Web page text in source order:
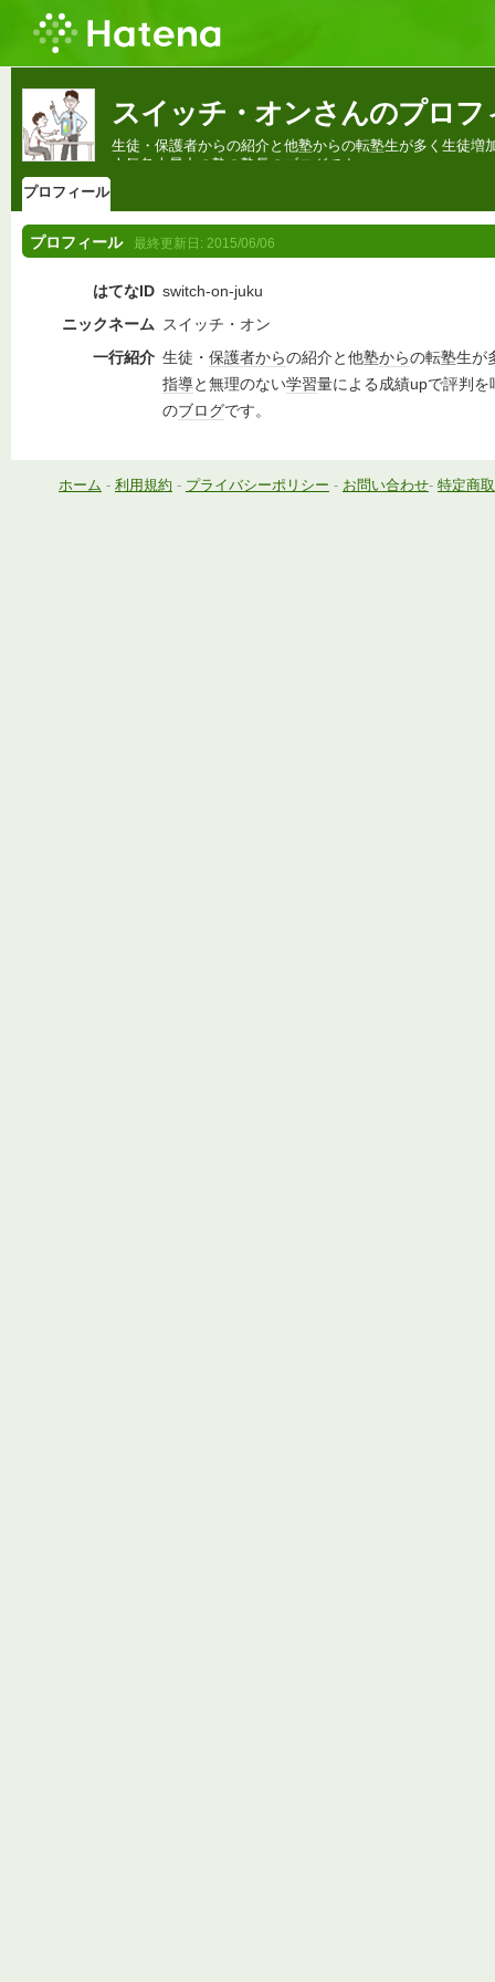
スイッチ・オンさんのプロフ
生徒・保護者からの紹介と他塾からの転塾生が多く生徒
人気急上昇中の塾の塾長のブログです。
プロフィール
プロフィール 最終更新日: 2015/06/06
はてなID switch-on-juku
ニックネーム スイッチ・オン
一行紹介 生徒・ 保護者からの紹介と他塾からの転塾生が
指導と無理のない学習量による成績upで評判
のブログです。
ホーム - 利用規約 - プライバシーポリシー - お問い合わせ- 特定商